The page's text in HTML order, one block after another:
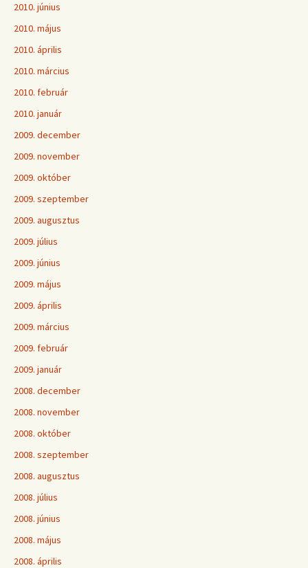
2010. június
2010. május
2010. április
2010. március
2010. február
2010. január
2009. december
2009. november
2009. október
2009. szeptember
2009. augusztus
2009. július
2009. június
2009. május
2009. április
2009. március
2009. február
2009. január
2008. december
2008. november
2008. október
2008. szeptember
2008. augusztus
2008. július
2008. június
2008. május
2008. április